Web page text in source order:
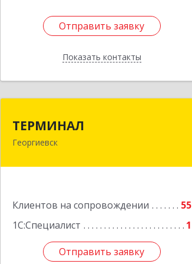
Отправить заявку
Показать контакты
Отправить заявку
Назад
ТЕРМИНАЛ
Георгиевск
Клиентов на сопровождении
55
1С:Специалист
1
Отправить заявку
357820, Ставропольский край,
Отправить заявку